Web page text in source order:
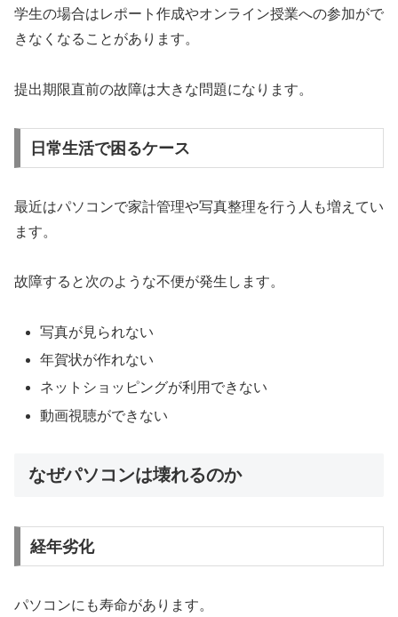
学生の場合はレポート作成やオンライン授業への参加がで
きなくなることがあります。
提出期限直前の故障は大きな問題になります。
日常生活で困るケース
最近はパソコンで家計管理や写真整理を行う人も増えてい
ます。
故障すると次のような不便が発生します。
写真が見られない
年賀状が作れない
ネットショッピングが利用できない
動画視聴ができない
なぜパソコンは壊れるのか
経年劣化
パソコンにも寿命があります。